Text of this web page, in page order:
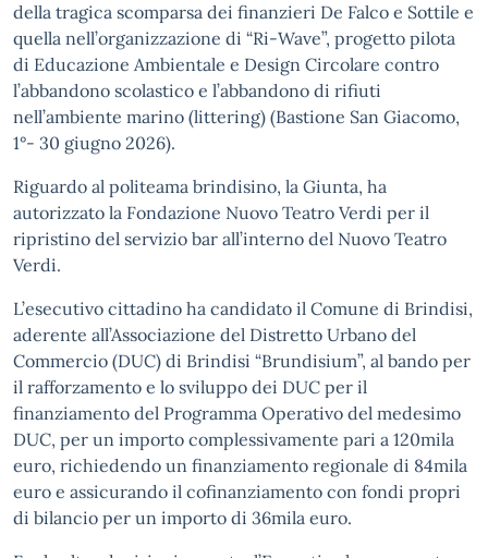
della tragica scomparsa dei finanzieri De Falco e Sottile e
quella nell’organizzazione di “Ri-Wave”, progetto pilota
di Educazione Ambientale e Design Circolare contro
l’abbandono scolastico e l’abbandono di rifiuti
nell’ambiente marino (littering) (Bastione San Giacomo,
1°- 30 giugno 2026).
Riguardo al politeama brindisino, la Giunta, ha
autorizzato la Fondazione Nuovo Teatro Verdi per il
ripristino del servizio bar all’interno del Nuovo Teatro
Verdi.
L’esecutivo cittadino ha candidato il Comune di Brindisi,
aderente all’Associazione del Distretto Urbano del
Commercio (DUC) di Brindisi “Brundisium”, al bando per
il rafforzamento e lo sviluppo dei DUC per il
finanziamento del Programma Operativo del medesimo
DUC, per un importo complessivamente pari a 120mila
euro, richiedendo un finanziamento regionale di 84mila
euro e assicurando il cofinanziamento con fondi propri
di bilancio per un importo di 36mila euro.